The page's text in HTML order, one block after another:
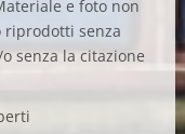
e foto non
riprodotti senza
senza la citazione